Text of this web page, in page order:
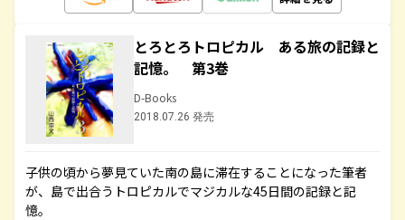
とろとろトロピカル ある旅の記録と
記憶。 第3巻
D-Books
2018.07.26 発売
子供の頃から夢見ていた南の島に滞在することになった筆者
が、島で出合うトロピカルでマジカルな45日間の記録と記
憶。